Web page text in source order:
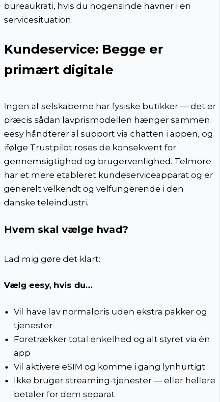
bureaukrati, hvis du nogensinde havner i en
servicesituation.
Kundeservice: Begge er
primært digitale
Ingen af selskaberne har fysiske butikker — det er
præcis sådan lavprismodellen hænger sammen.
eesy håndterer al support via chatten i appen, og
ifølge Trustpilot roses de konsekvent for
gennemsigtighed og brugervenlighed. Telmore
har et mere etableret kundeserviceapparat og er
generelt velkendt og velfungerende i den
danske teleindustri.
Hvem skal vælge hvad?
Lad mig gøre det klart:
Vælg eesy, hvis du…
Vil have lav normalpris uden ekstra pakker og
tjenester
Foretrækker total enkelhed og alt styret via én
app
Vil aktivere eSIM og komme i gang lynhurtigt
Ikke bruger streaming-tjenester — eller hellere
betaler for dem separat